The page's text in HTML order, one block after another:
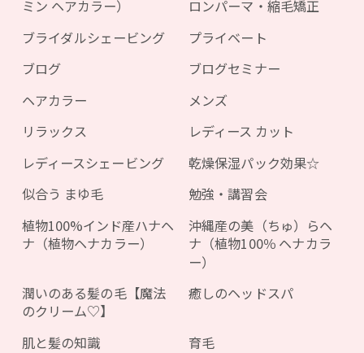
ミン ヘアカラー）
ロンパーマ・縮毛矯正
ブライダルシェービング
プライベート
ブログ
ブログセミナー
ヘアカラー
メンズ
リラックス
レディース カット
レディースシェービング
乾燥保湿パック効果☆
似合う まゆ毛
勉強・講習会
植物100%インド産ハナヘ
ナ（植物ヘナカラー）
沖縄産の美（ちゅ）らヘ
ナ（植物100％ ヘナカラ
ー）
潤いのある髪の毛【魔法
のクリーム♡】
癒しのヘッドスパ
肌と髪の知識
育毛